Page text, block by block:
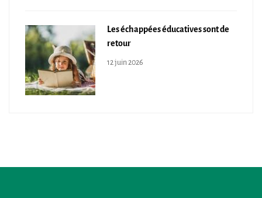
Les échappées éducatives sont de
retour
12 juin 2026